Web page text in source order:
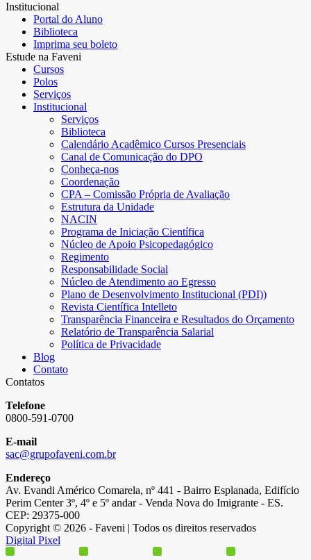
Institucional
Portal do Aluno
Biblioteca
Imprima seu boleto
Estude na Faveni
Cursos
Polos
Serviços
Institucional
Serviços
Biblioteca
Calendário Acadêmico Cursos Presenciais
Canal de Comunicação do DPO
Conheça-nos
Coordenação
CPA – Comissão Própria de Avaliação
Estrutura da Unidade
NACIN
Programa de Iniciação Científica
Núcleo de Apoio Psicopedagógico
Regimento
Responsabilidade Social
Núcleo de Atendimento ao Egresso
Plano de Desenvolvimento Institucional (PDI))
Revista Científica Intelleto
Transparência Financeira e Resultados do Orçamento
Relatório de Transparência Salarial
Política de Privacidade
Blog
Contato
Contatos
Telefone
0800-591-0700
E-mail
sac@grupofaveni.com.br
Endereço
Av. Evandi Américo Comarela, nº 441 - Bairro Esplanada, Edifício
Perim Center 3º, 4º e 5º andar - Venda Nova do Imigrante - ES.
CEP: 29375-000
Copyright © 2026 - Faveni | Todos os direitos reservados
Digital Pixel